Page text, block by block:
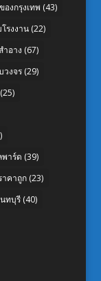
องกรุงเทพ (43)
รงงาน(22)
ำอาง (67)
วงจร(29)
(25)
พาร์ด (39)
าคาถูก(23)
ทบุรี(40)